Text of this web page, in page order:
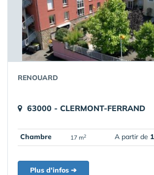
RENOUARD
63000 - CLERMONT-FERRAND
Chambre 17 m2 A partir de
Plus d'infos ➔